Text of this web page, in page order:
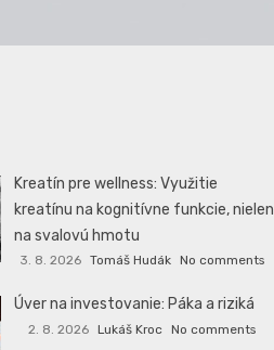
Kreatín pre wellness: Využitie
kreatínu na kognitívne funkcie, nielen
na svalovú hmotu
3. 8. 2026 Tomáš Hudák No comments
Úver na investovanie: Páka a riziká
2. 8. 2026 Lukáš Kroc No comments